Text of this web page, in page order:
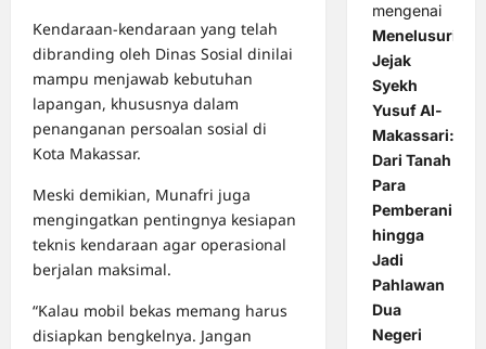
Kendaraan-kendaraan yang telah
dibranding oleh Dinas Sosial dinilai
mampu menjawab kebutuhan
lapangan, khususnya dalam
penanganan persoalan sosial di
Kota Makassar.
Meski demikian, Munafri juga
mengingatkan pentingnya kesiapan
teknis kendaraan agar operasional
berjalan maksimal.
“Kalau mobil bekas memang harus
disiapkan bengkelnya. Jangan
mengenai
Menelusuri
Jejak
Syekh
Yusuf Al-
Makassari:
Dari Tanah
Para
Pemberani
hingga
Jadi
Pahlawan
Dua
Negeri